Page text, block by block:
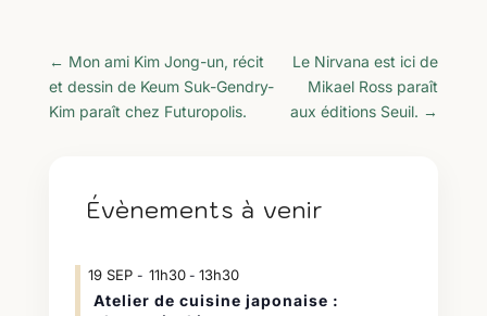
← Mon ami Kim Jong-un, récit
et dessin de Keum Suk-Gendry-
Kim paraît chez Futuropolis.
Le Nirvana est ici de
Mikael Ross paraît
aux éditions Seuil. →
Évènements à venir
19 SEP 11h30- 13h30
Atelier de cuisine japonaise :